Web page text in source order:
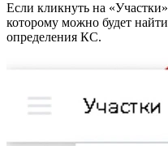
Если кликнуть на
которому можно будет
определения КС.